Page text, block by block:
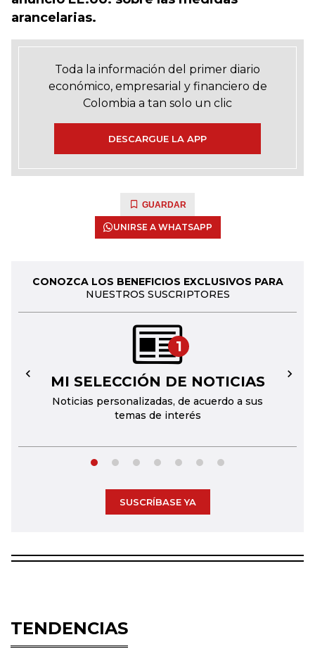
arancelarias.
Toda la información del primer diario
económico, empresarial y financiero de
Colombia a tan solo un clic
DESCARGUE LA APP
GUARDAR
UNIRSE A WHATSAPP
CONOZCA LOS BENEFICIOS EXCLUSIVOS PARA
NUESTROS SUSCRIPTORES
1
MI SELECCIÓN DE NOTICIAS
Noticias personalizadas, de acuerdo a sus
temas de interés
← →
SUSCRÍBASE YA
TENDENCIAS